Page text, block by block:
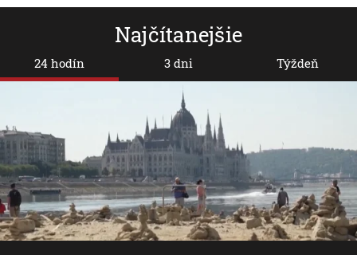
Najčítanejšie
24 hodín 3 dni Týždeň